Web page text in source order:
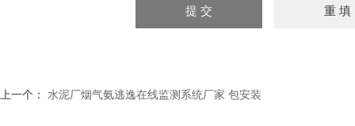
上一个： 水泥厂烟气氨逃逸在线监测系统厂家 包安装